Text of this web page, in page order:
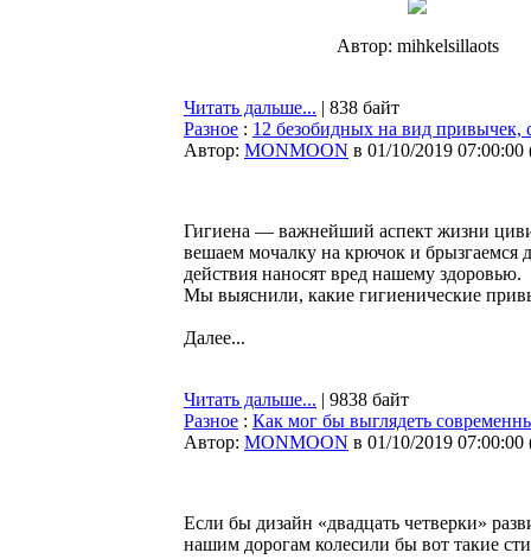
Автор: mihkelsillaots
Читать дальше... | 838 байт
Разное : 12 безобидных на вид привычек,
Автор: MONMOON в 01/10/2019 07:00:00
Гигиена — важнейший аспект жизни
вешаем мочалку на крючок и брызгаемся
действия наносят вред нашему здоровью.
Мы выяснили, какие гигиенические
Далее...
Читать дальше... | 9838 байт
Разное : Как мог бы выглядеть
Автор: MONMOON в 01/10/2019 07:00:00
Если бы дизайн «двадцать четверки»
нашим дорогам колесили бы вот такие